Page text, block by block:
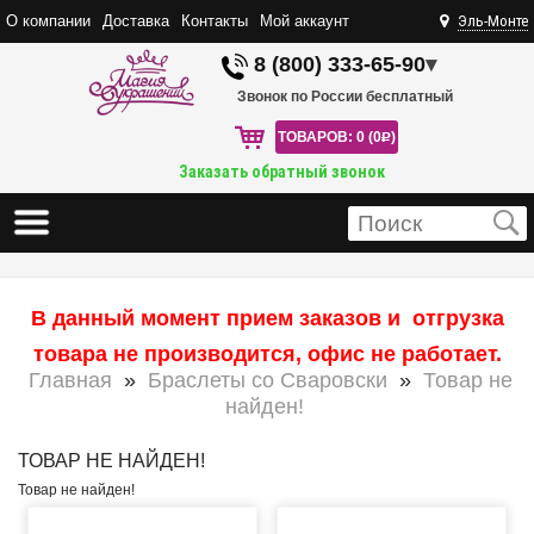
О компании Доставка Контакты Мой аккаунт Эль-Монте
8 (800) 333-65-90▾
Звонок по России бесплатный
ТОВАРОВ: 0 (0R)
Заказать обратный звонок
В данный момент прием заказов и отгрузка
товара не производится, офис не работает.
Главная » Браслеты со Сваровски » Товар не
найден!
ТОВАР НЕ НАЙДЕН!
Товар не найден!